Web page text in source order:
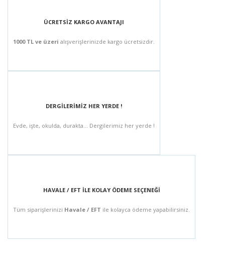
ÜCRETSİZ KARGO AVANTAJI
1000 TL ve üzeri alışverişlerinizde kargo ücretsizdir.
DERGİLERİMİZ HER YERDE !
Evde, işte, okulda, durakta... Dergilerimiz her yerde !
HAVALE / EFT İLE KOLAY ÖDEME SEÇENEĞİ
Tüm siparişlerinizi Havale / EFT ile kolayca ödeme yapabilirsiniz.